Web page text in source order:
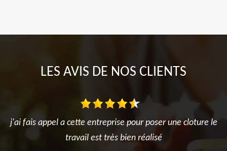
LES AVIS DE NOS CLIENTS
j'ai fais appel a cette entreprise pour poser une cloture le
travail est très bien réalisé